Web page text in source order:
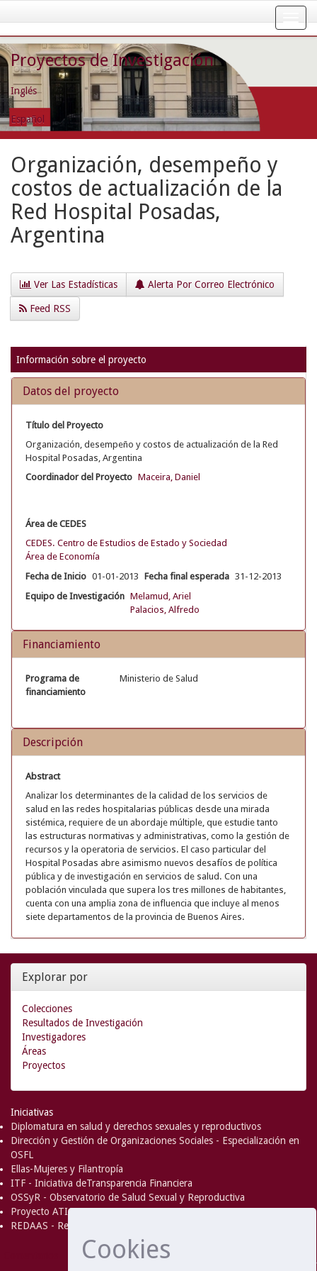
Cookies
navigation
Proyectos de Investigación
Inglés
Español
Organización, desempeño y
costos de actualización de la
Red Hospital Posadas,
Argentina
Ver Las Estadísticas Alerta Por Correo Electrónico
Feed RSS
Información sobre el proyecto
Datos del proyecto
Título del Proyecto
Organización, desempeño y costos de actualización de la Red
Hospital Posadas, Argentina
Coordinador del Proyecto Maceira, Daniel
Área de CEDES
CEDES. Centro de Estudios de Estado y Sociedad
Área de Economía
Fecha de Inicio 01-01-2013 Fecha final esperada 31-12-2013
Equipo de Investigación Melamud, Ariel
Palacios, Alfredo
Financiamiento
Programa de
financiamiento
Ministerio de Salud
Descripción
Abstract
Analizar los determinantes de la calidad de los servicios de
salud en las redes hospitalarias públicas desde una mirada
sistémica, requiere de un abordaje múltiple, que estudie tanto
las estructuras normativas y administrativas, como la gestión de
recursos y la operatoria de servicios. El caso particular del
Hospital Posadas abre asimismo nuevos desafíos de política
pública y de investigación en servicios de salud. Con una
población vinculada que supera los tres millones de habitantes,
cuenta con una amplia zona de influencia que incluye al menos
siete departamentos de la provincia de Buenos Aires.
Explorar por
Colecciones
Resultados de Investigación
Investigadores
Áreas
Proyectos
Iniciativas
Diplomatura en salud y derechos sexuales y reproductivos
Dirección y Gestión de Organizaciones Sociales - Especialización en
OSFL
Ellas-Mujeres y Filantropía
ITF - Iniciativa deTransparencia Financiera
OSSyR - Observatorio de Salud Sexual y Reproductiva
Proyecto ATICA
REDAAS - Red de Acceso al Aborto Seguro
DSpace Software
- Extensión mantenida y